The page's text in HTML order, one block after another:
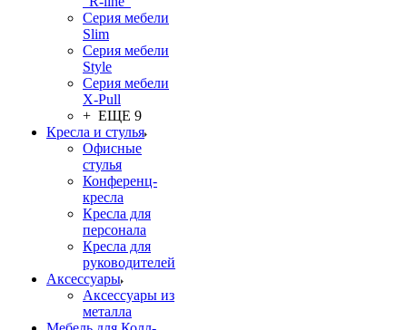
Серия мебели
Slim
Серия мебели
Style
Серия мебели
X-Pull
+ ЕЩЕ 9
Кресла и стулья
Офисные
стулья
Конференц-
кресла
Кресла для
персонала
Кресла для
руководителей
Аксессуары
Аксессуары из
металла